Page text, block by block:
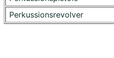
Perkussionsrevolver